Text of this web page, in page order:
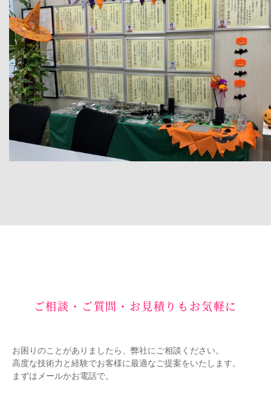
ご相談・ご質問・お見積りもお気軽に
お困りのことがありましたら、弊社にご相談ください。
高度な技術力と経験でお客様に最適なご提案をいたします。
まずはメールかお電話で。